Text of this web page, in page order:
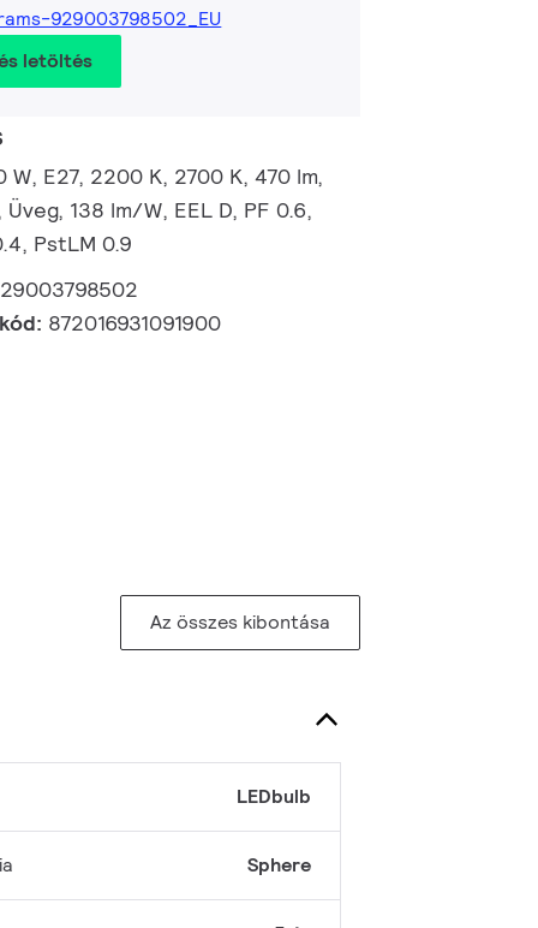
929003798502_EU
letöltés
W, E27, 2200 K, 2700 K, 470 lm,
138 lm/W, EEL D, PF 0.6,
PstLM 0.9
872016931091900
Az összes kibontása
LEDbulb
Sphere